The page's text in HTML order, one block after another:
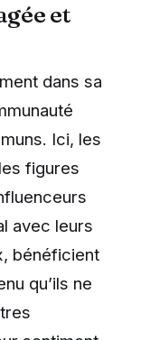
et
dans sa
Ici, les
figures
avec leurs
bénéficient
qu’ils ne